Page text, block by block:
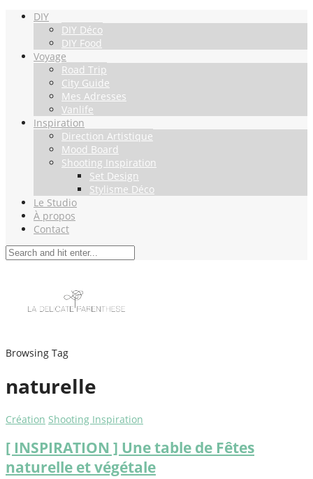
DIY
DIY Déco
DIY Food
Voyage
Road Trip
City Guide
Mes Adresses
Vanlife
Inspiration
Direction Artistique
Mood Board
Shooting Inspiration
Set Design
Stylisme Déco
Le Studio
À propos
Contact
Browsing Tag
naturelle
Création Shooting Inspiration
[ INSPIRATION ] Une table de Fêtes
naturelle et végétale